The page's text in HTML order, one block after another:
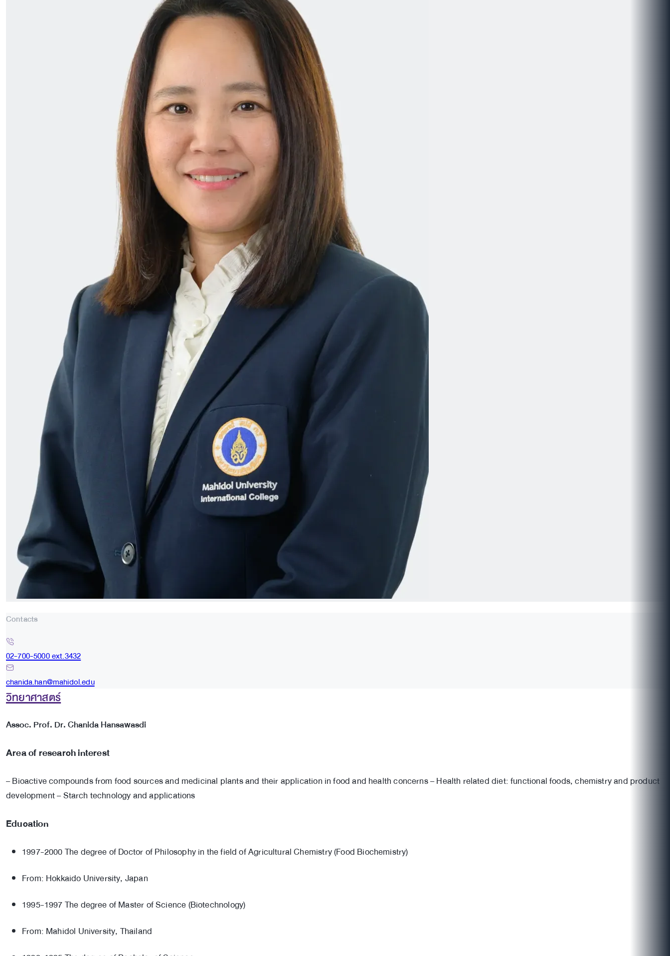
Contacts
02-700-5000 ext.3432
chanida.han@mahidol.edu
วิทยาศาสตร์
Assoc. Prof. Dr. Chanida Hansawasdi
Area of research interest
– Bioactive compounds from food sources and medicinal plants and their application in food and health concerns – Health related diet: functional foods, chemistry and product
development – Starch technology and applications
Education
1997-2000 The degree of Doctor of Philosophy in the field of Agricultural Chemistry (Food Biochemistry)
From: Hokkaido University, Japan
1995-1997 The degree of Master of Science (Biotechnology)
From: Mahidol University, Thailand